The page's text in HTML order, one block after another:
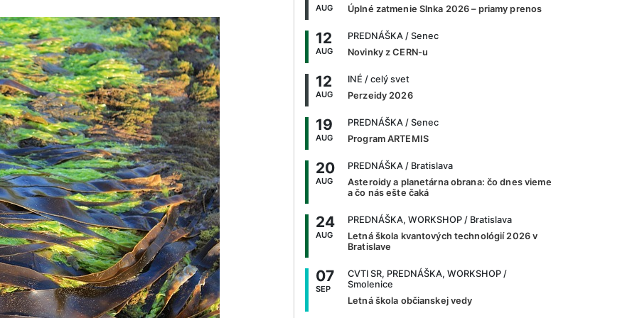
AUG Úplné zatmenie Slnka 2026 – priamy prenos
12
AUG
PREDNÁŠKA / Senec
Novinky z CERN-u
12
AUG
INÉ / celý svet
Perzeidy 2026
19
AUG
PREDNÁŠKA / Senec
Program ARTEMIS
20
AUG
PREDNÁŠKA / Bratislava
Asteroidy a planetárna obrana: čo dnes vieme
a čo nás ešte čaká
24
AUG
PREDNÁŠKA, WORKSHOP / Bratislava
Letná škola kvantových technológií 2026 v
Bratislave
07
SEP
CVTI SR, PREDNÁŠKA, WORKSHOP /
Smolenice
Letná škola občianskej vedy